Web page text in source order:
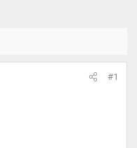
#1